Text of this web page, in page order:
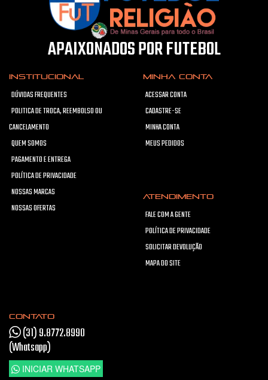
APAIXONADOS POR FUTEBOL
INSTITUCIONAL
DÚVIDAS FREQUENTES
POLITICA DE TROCA, REEMBOLSO OU
CANCELAMENTO
QUEM SOMOS
PAGAMENTO E ENTREGA
POLÍTICA DE PRIVACIDADE
NOSSAS MARCAS
NOSSAS OFERTAS
MINHA CONTA
ACESSAR CONTA
CADASTRE-SE
MINHA CONTA
MEUS PEDIDOS
ATENDIMENTO
FALE COM A GENTE
POLÍTICA DE PRIVACIDADE
SOLICITAR DEVOLUÇÃO
MAPA DO SITE
CONTATO
(31) 9.8772.8990
(Whatsapp)
INICIAR WHATSAPP